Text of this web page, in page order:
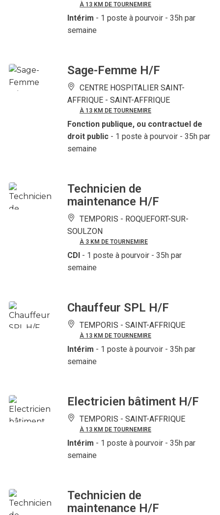
À 13 KM DE TOURNEMIRE
Intérim - 1 poste à pourvoir - 35h par
semaine
Sage-Femme H/F
CENTRE HOSPITALIER SAINT-
AFFRIQUE - SAINT-AFFRIQUE
À 13 KM DE TOURNEMIRE
Fonction publique, ou contractuel de
droit public - 1 poste à pourvoir - 35h par
semaine
Technicien de
maintenance H/F
TEMPORIS - ROQUEFORT-SUR-
SOULZON
À 3 KM DE TOURNEMIRE
CDI - 1 poste à pourvoir - 35h par
semaine
Chauffeur SPL H/F
TEMPORIS - SAINT-AFFRIQUE
À 13 KM DE TOURNEMIRE
Intérim - 1 poste à pourvoir - 35h par
semaine
Electricien bâtiment H/F
TEMPORIS - SAINT-AFFRIQUE
À 13 KM DE TOURNEMIRE
Intérim - 1 poste à pourvoir - 35h par
semaine
Technicien de
maintenance H/F